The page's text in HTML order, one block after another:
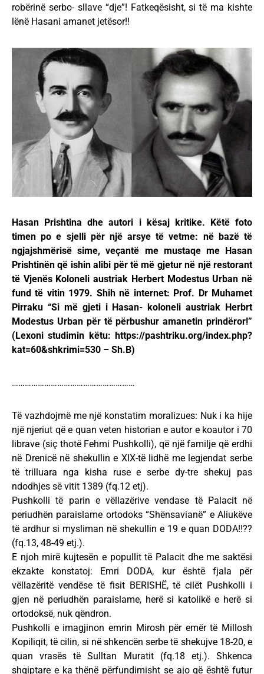
robërinë serbo- sllave “dje”! Fatkeqësisht, si të ma kishte
lënë Hasani amanet jetësor!!
Hasan Prishtina dhe autori i kësaj kritike. Këtë foto
timen po e sjelli për një arsye të vetme: në bazë të
ngjajshmërisë sime, veçantë me mustaqe me Hasan
Prishtinën që ishin alibi për të më gjetur në një restorant
të Vjenës Koloneli austriak Herbert Modestus Urban në
fund të vitin 1979. Shih në internet: Prof. Dr Muhamet
Pirraku “Si më gjeti i Hasan- koloneli austriak Herbrt
Modestus Urban për të përbushur amanetin prindëror!”
(Lexoni studimin këtu: https://pashtriku.org/index.php?
kat=60&shkrimi=530 – Sh.B)
…………………………………………………
Të vazhdojmë me një konstatim moralizues: Nuk i ka hije
një njeriut që e quan veten historian e autor e koautor i 70
librave (siç thotë Fehmi Pushkolli), që një familje që erdhi
në Drenicë në shekullin e XIX-të lidhë me legjendat serbe
të trilluara nga kisha ruse e serbe dy-tre shekuj pas
ndodhjes së vitit 1389 (fq.12 etj).
Pushkolli të parin e vëllazërive vendase të Palacit në
periudhën paraislame ortodoks “Shënsavianë” e Aliukëve
të ardhur si mysliman në shekullin e 19 e quan DODA!!??
(fq.13, 48-49 etj.).
E njoh mirë kujtesën e popullit të Palacit dhe me saktësi
ekzakte konstatoj: Emri DODA, kur është fjala për
vëllazëritë vendëse të fisit BERISHË, të cilët Pushkolli i
gjen në periudhën paraislame, herë si katolikë e herë si
ortodoksë, nuk qëndron.
Pushkolli e imagjinon emrin Mirosh për emër të Millosh
Kopiliqit, të cilin, si në shkencën serbe të shekujve 18-20, e
quan vrasës të Sulltan Muratit (fq.18 etj.). Shkenca
shqiptare e ka thënë përfundimisht se ajo që është futur